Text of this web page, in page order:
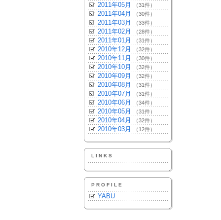
2011年05月 （31件）
2011年04月 （30件）
2011年03月 （33件）
2011年02月 （28件）
2011年01月 （31件）
2010年12月 （32件）
2010年11月 （30件）
2010年10月 （32件）
2010年09月 （32件）
2010年08月 （31件）
2010年07月 （31件）
2010年06月 （34件）
2010年05月 （31件）
2010年04月 （32件）
2010年03月 （12件）
LINKS
PROFILE
YABU